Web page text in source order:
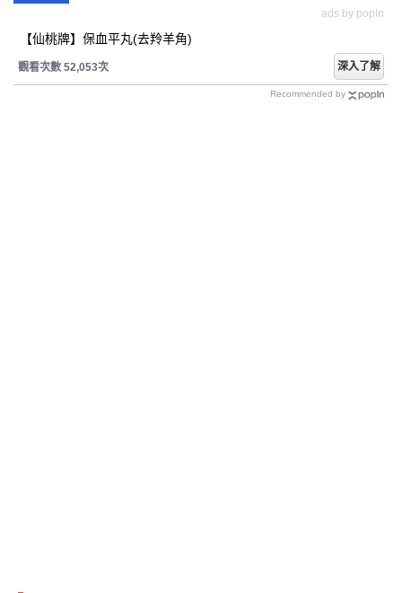
ads by popIn
【仙桃牌】保血平丸(去羚羊角)
觀看次數 52,053次 深入了解
Recommended by